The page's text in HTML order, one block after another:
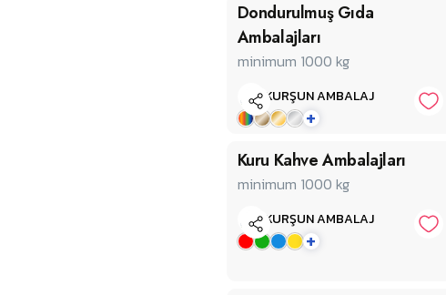
Dondurulmuş Gıda
Ambalajları
minimum 1000 kg
KURŞUN AMBALAJ
+
Kuru Kahve Ambalajları
minimum 1000 kg
KURŞUN AMBALAJ
+